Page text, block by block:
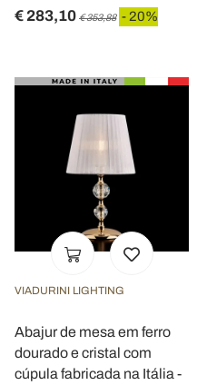
€ 283,10 € 353,88 - 20%
VIADURINI LIGHTING
Abajur de mesa em ferro
dourado e cristal com
cúpula fabricada na Itália -